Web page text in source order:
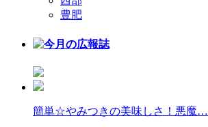
豊肥
簡単☆やみつきの美味しさ！悪魔…